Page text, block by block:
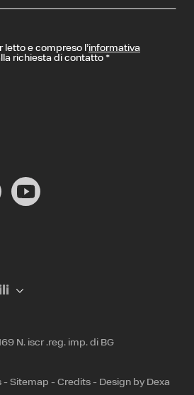
letto e compreso l’informativa
richiesta di contatto *
N. iscr .reg. imp. di BG
- Sitemap - Credits - Design by Dexa